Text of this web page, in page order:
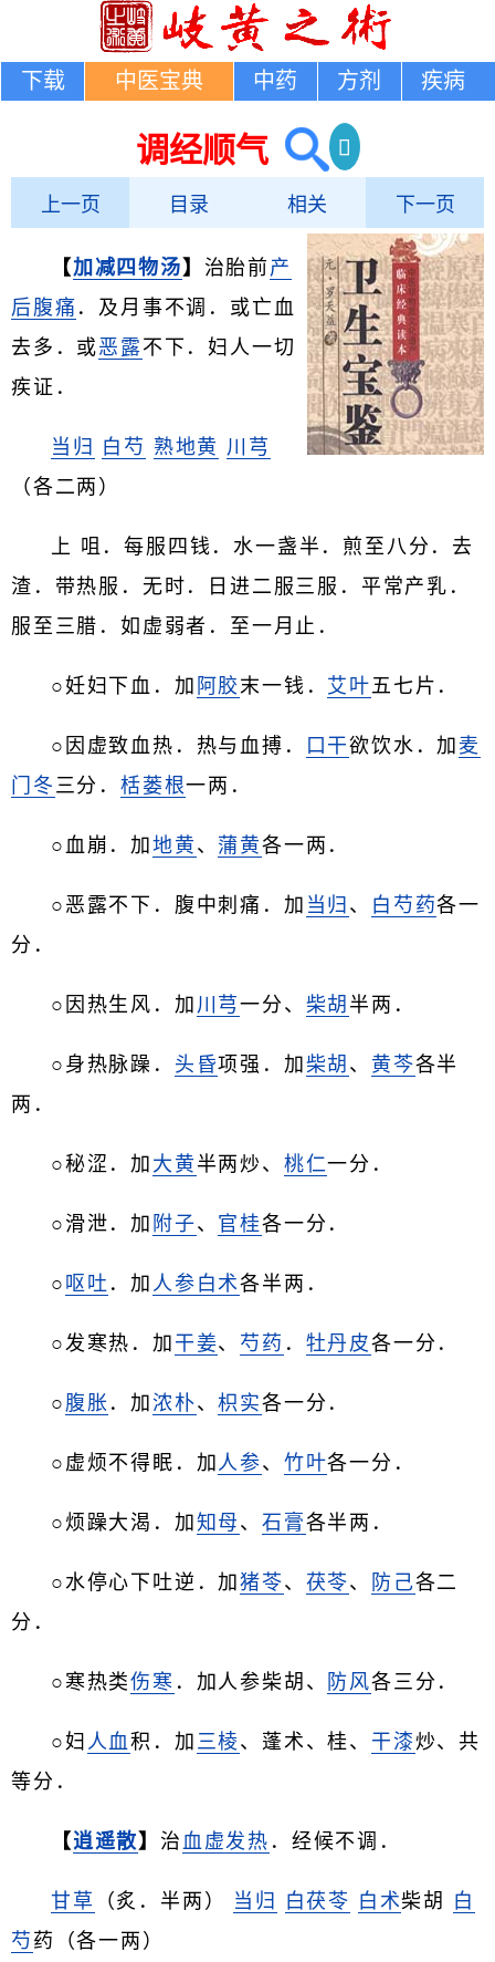
下载 中医宝典 中药 方剂 疾病
调经顺气
上一页 目录 相关 下一页
【加减四物汤 】 治胎前 产
后腹痛 ．及月事不调．或亡血
去多．或恶露不下．妇人一切
疾证．
当归 白芍 熟地黄 川芎
（各二两）
上 咀．每服四钱．水一盏半．煎至八分．去
渣．带热服．无时．日进二服三服．平常产乳．
服至三腊．如虚弱者．至一月止．
○妊妇下血．加 阿胶末一钱． 艾叶五七片．
○因虚致血热．热与血搏． 口干欲饮水．加 麦
门冬 三分．栝蒌根一两．
○血崩．加 地黄 、 蒲黄各一两．
○恶露不下．腹中刺痛．加 当归 、 白芍药各一
分．
○因热生风．加 川芎一分、 柴胡 半两．
○身热脉躁． 头昏项强．加 柴胡 、 黄芩各半
两．
○秘涩．加 大黄 半两炒、 桃仁一分．
○滑泄．加 附子、 官桂各一分．
○ 呕吐 ．加 人参 白术各半两．
○发寒热．加 干姜、 芍药 ． 牡丹皮各一分．
○ 腹胀 ．加浓朴、枳实各一分．
○虚烦不得眠．加 人参、 竹叶各一分．
○烦躁大渴．加 知母 、石膏各半两．
○水停心下吐逆．加猪苓、 茯苓、 防己各二
分．
○寒热类伤寒 ．加人参柴胡、 防风各三分．
○妇 人血积．加 三棱、蓬术、桂、 干漆炒、共
等分．
【 逍遥散 】 治 血虚发热 ．经候不调．
甘草 （炙．半两） 当归 白茯苓 白术柴胡
白
芍 药（各一两）